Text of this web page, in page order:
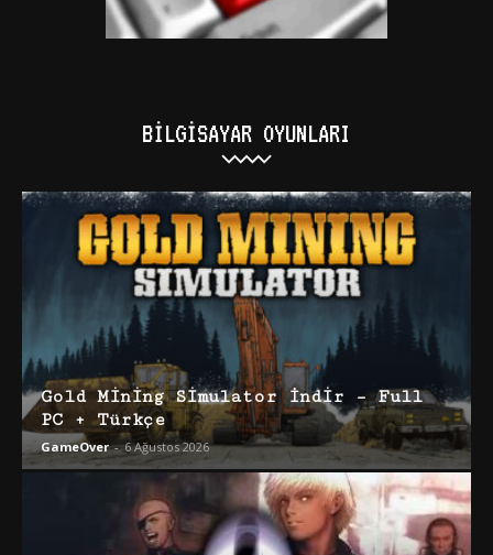
BILGISAYAR OYUNLARI
Gold Mining Simulator İndir – Full
PC + Türkçe
GameOver - 6 Ağustos 2026